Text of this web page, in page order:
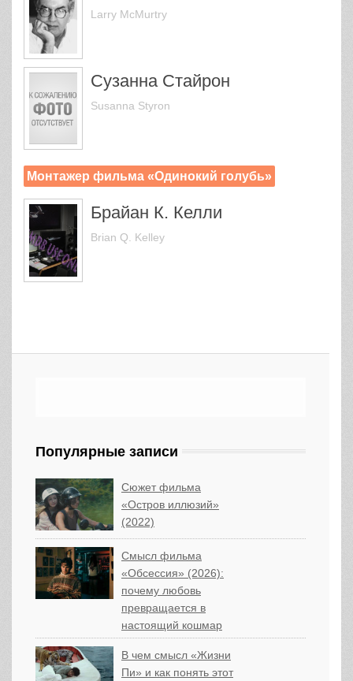
Larry McMurtry
Сузанна Стайрон
Susanna Styron
Монтажер фильма «Одинокий голубь»
Брайан К. Келли
Brian Q. Kelley
Популярные записи
Сюжет фильма
«Остров иллюзий»
(2022)
Смысл фильма
«Обсессия» (2026):
почему любовь
превращается в
настоящий кошмар
В чем смысл «Жизни
Пи» и как понять этот